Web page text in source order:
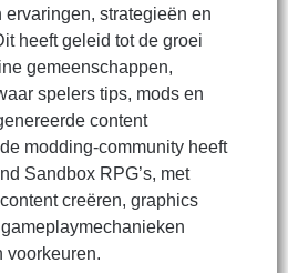
strategieën en
heeft geleid tot de groei
gemeenschappen,
spelers tips, mods en
content
modding-community heeft
Sandbox RPG’s, met
creëren, graphics
voorkeuren.